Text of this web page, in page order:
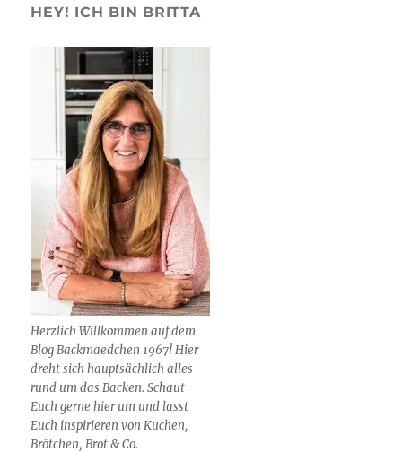
HEY! ICH BIN BRITTA
Herzlich Willkommen auf dem
Blog Backmaedchen 1967! Hier
dreht sich hauptsächlich alles
rund um das Backen. Schaut
Euch gerne hier um und lasst
Euch inspirieren von Kuchen,
Brötchen, Brot & Co.